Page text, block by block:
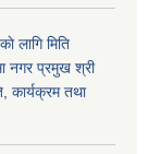
लागि मिति
नगर प्रमुख श्री
कार्यक्रम तथा